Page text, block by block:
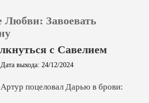
Любви: Завоевать
с Савелием
Дата выхода: 24/12/2024
Артур поцелова